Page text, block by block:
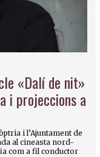
«Dalí de nit»
i projeccions a
i l’Ajuntament de
al cineasta nord-
com a fil conductor